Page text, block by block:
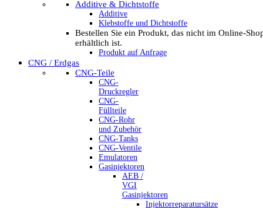
Additive & Dichtstoffe
Additive
Klebstoffe und Dichtstoffe
Bestellen Sie ein Produkt, das nicht im Online-
erhältlich ist.
Produkt auf Anfrage
CNG / Erdgas
CNG-Teile
CNG-
Druckregler
CNG-
Füllteile
CNG-Rohr
und Zubehör
CNG-Tanks
CNG-Ventile
Emulatoren
Gasinjektoren
AEB /
VGI
Gasinjektoren
Injektorreparatursätze